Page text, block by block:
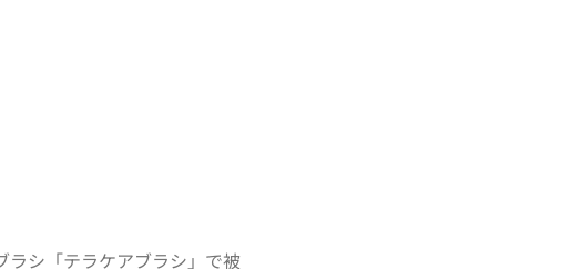
ラシ「テラケアブラシ」で被